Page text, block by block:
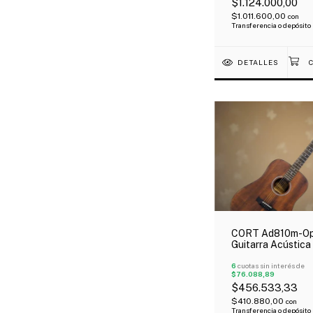
$1.124.000,00
$1.011.600,00 con
Transferencia o depósito
DETALLES
CORT Ad810m-
Guitarra Acústica
6 cuotas sin interés de
$76.088,89
$456.533,33
$410.880,00 con
Transferencia o depósito